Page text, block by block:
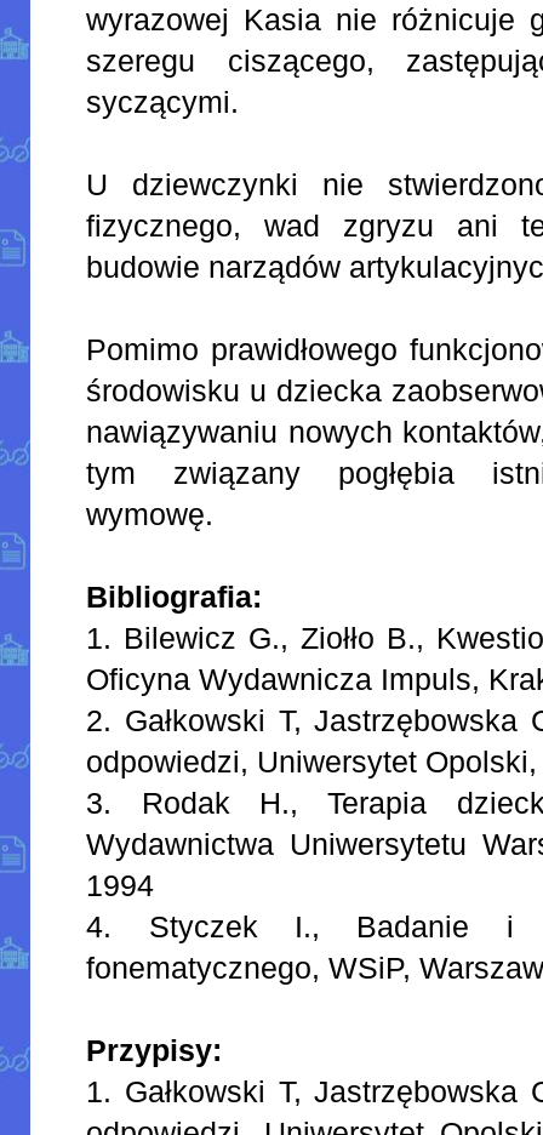
wyrazowej Kasia nie różnicuje
szeregu ciszącego,
syczącymi.
U dziewczynki nie
fizycznego, wad zgryzu ani
budowie narządów
Pomimo prawidłowego
środowisku u dziecka
nawiązywaniu nowych
tym związany pogłębia
wymowę.
Bibliografia:
1. Bilewicz G., Ziołło B.,
Oficyna Wydawnicza Impuls,
2. Gałkowski T, Jastrzębowska
odpowiedzi, Uniwersytet
3. Rodak H., Terapia
Wydawnictwa Uniwersytetu
1994
4. Styczek I., Badanie i
fonematycznego, WSiP,
Przypisy:
1. Gałkowski T, Jastrzębowska